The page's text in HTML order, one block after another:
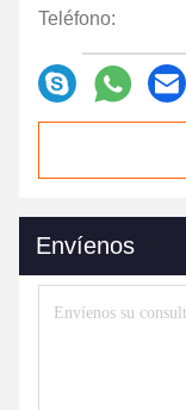
Teléfono:
Envíenos